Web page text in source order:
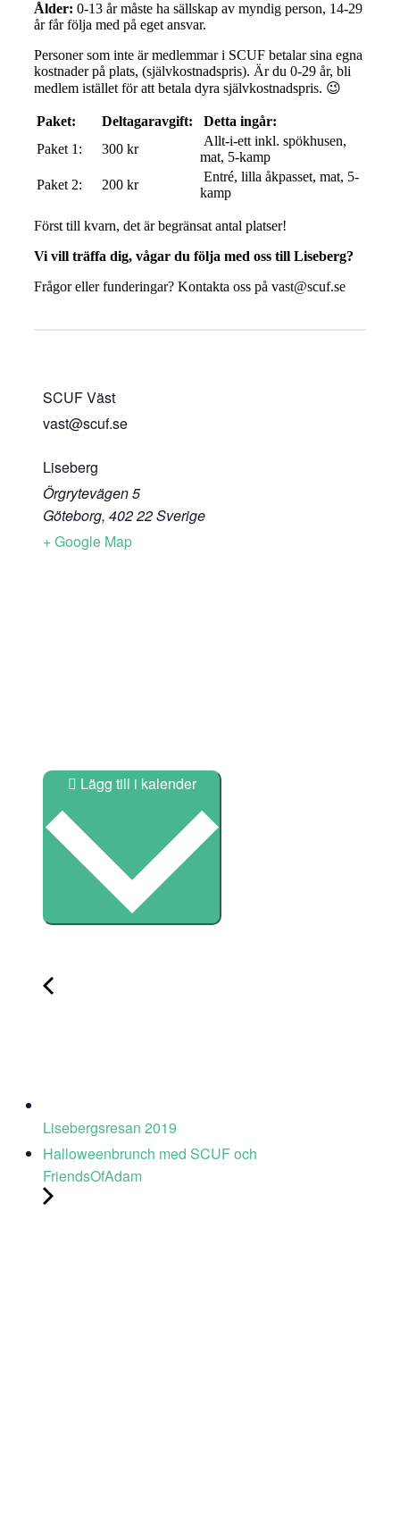
Ålder: 0-13 år måste ha sällskap av myndig person, 14-29
år får följa med på eget ansvar.
Personer som inte är medlemmar i SCUF betalar sina egna
kostnader på plats, (självkostnadspris). Är du 0-29 år, bli
medlem istället för att betala dyra självkostnadspris. 😉
Paket: Deltagaravgift:
Detta ingår:
Paket 1:
300 kr
Allt-i-ett inkl. spökhusen,
mat, 5-kamp
Paket 2:
200 kr
Entré, lilla åkpasset, mat, 5-
kamp
Först till kvarn, det är begränsat antal platser!
Vi vill träffa dig, vågar du följa med oss till Liseberg?
Frågor eller funderingar? Kontakta oss på vast@scuf.se
SCUF Väst
vast@scuf.se
Liseberg
Örgrytevägen 5
Göteborg, 402 22Sverige
+ Google Map
Lisebergsresan 2019
Halloweenbrunch med SCUF och
FriendsOfAdam